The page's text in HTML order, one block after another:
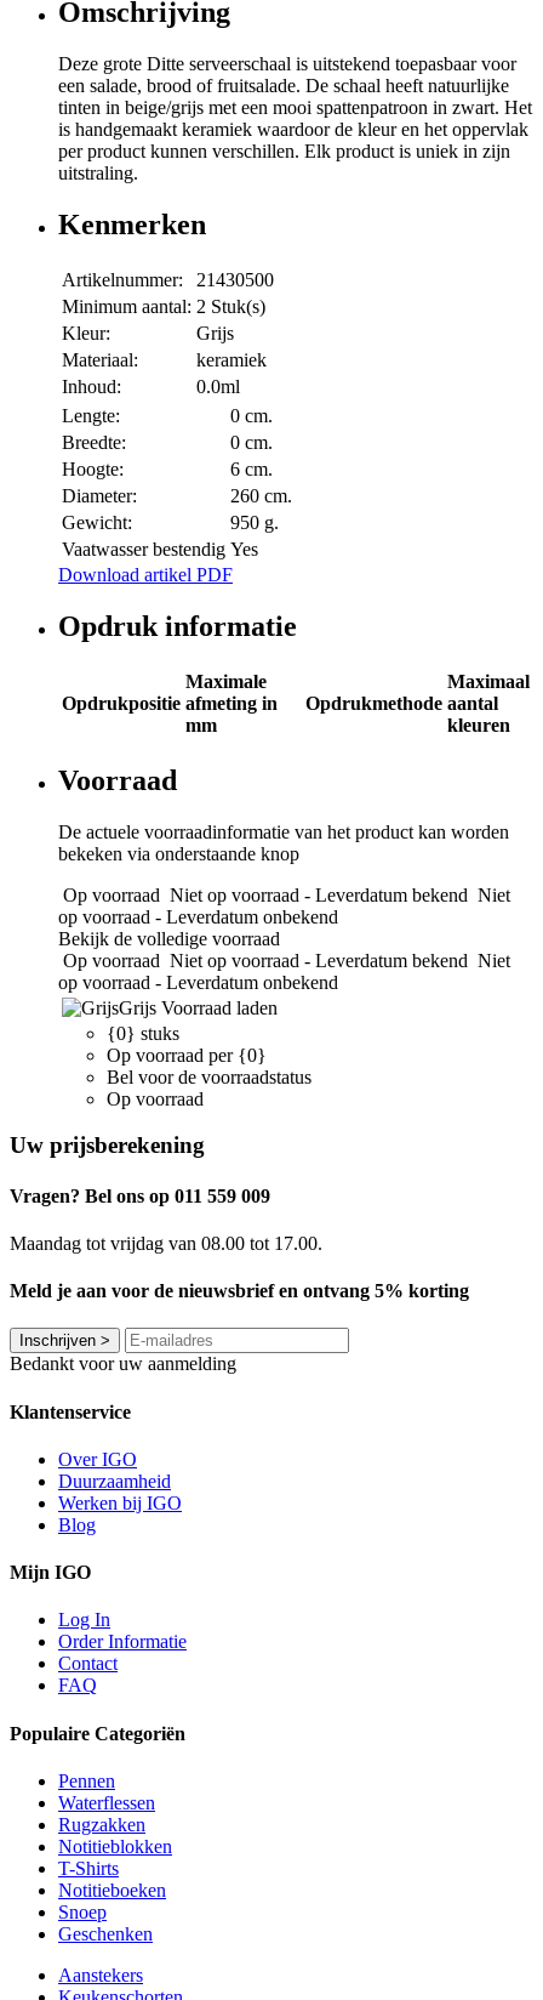
Omschrijving
Deze grote Ditte serveerschaal is uitstekend toepasbaar voor
een salade, brood of fruitsalade. De schaal heeft natuurlijke
tinten in beige/grijs met een mooi spattenpatroon in zwart. Het
is handgemaakt keramiek waardoor de kleur en het oppervlak
per product kunnen verschillen. Elk product is uniek in zijn
uitstraling.
Kenmerken
Artikelnummer:
21430500
Minimum aantal: 2 Stuk(s)
Kleur:
Grijs
Materiaal:
keramiek
Inhoud:
0.0ml
Lengte:
0 cm.
Breedte:
0 cm.
Hoogte:
6 cm.
Diameter:
260 cm.
Gewicht:
950 g.
Vaatwasser bestendig Yes
Download artikel PDF
Opdruk informatie
Opdrukpositie
Maximale
afmeting in
mm
Opdrukmethode
Maximaal
aantal
kleuren
Voorraad
De actuele voorraadinformatie van het product kan worden
bekeken via onderstaande knop
Op voorraad Niet op voorraad - Leverdatum bekend Niet
op voorraad - Leverdatum onbekend
Bekijk de volledige voorraad
Op voorraad Niet op voorraad - Leverdatum bekend Niet
op voorraad - Leverdatum onbekend
Grijs Voorraad laden
{0} stuks
Op voorraad per {0}
Bel voor de voorraadstatus
Op voorraad
Uw prijsberekening
Vragen? Bel ons op 011 559 009
Maandag tot vrijdag van 08.00 tot 17.00.
Meld je aan voor de nieuwsbrief en ontvang 5% korting
Inschrijven >
Bedankt voor uw aanmelding
Klantenservice
Over IGO
Duurzaamheid
Werken bij IGO
Blog
Mijn IGO
Log In
Order Informatie
Contact
FAQ
Populaire Categoriën
Pennen
Waterflessen
Rugzakken
Notitieblokken
T-Shirts
Notitieboeken
Snoep
Geschenken
Aanstekers